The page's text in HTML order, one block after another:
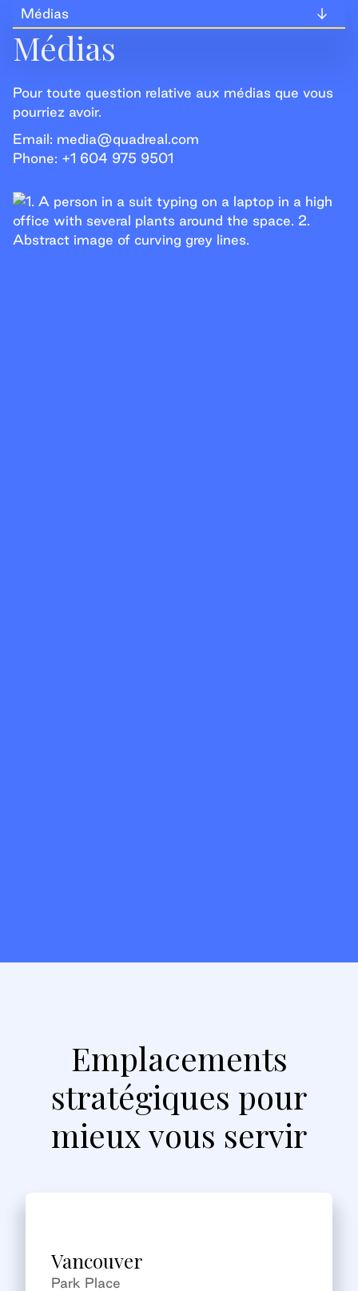
Médias
Médias
Ligne d’assistance
Médias
Pour toute question relative aux médias que vous
pourriez avoir.
Email: media@quadreal.com
Phone: +1 604 975 9501
Emplacements
stratégiques pour
mieux vous servir
Vancouver
Park Place